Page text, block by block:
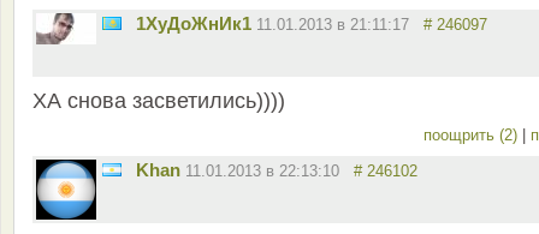
1ХуДоЖнИк1 11.01.2013 в 21:11:17 # 246097
ХА снова засветились))))
поощрить (2)
Khan 11.01.2013 в 22:13:10 # 246102